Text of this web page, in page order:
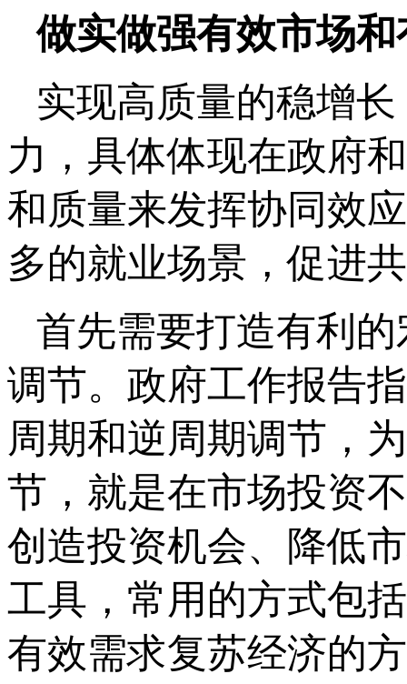
做实做强有效市场
实现高质量的稳增
力，具体体现在政府
和质量来发挥协同效
多的就业场景，促进
首先需要打造有利
调节。政府工作报告
周期和逆周期调节，
节，就是在市场投资
创造投资机会、降低
工具，常用的方式包
有效需求复苏经济的